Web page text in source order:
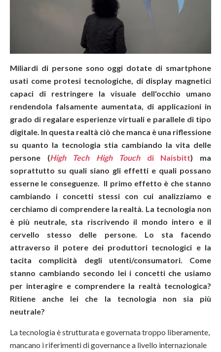
Miliardi di persone sono oggi dotate di smartphone
usati come protesi tecnologiche, di display magnetici
capaci di restringere la visuale dell'occhio umano
rendendola falsamente aumentata, di applicazioni in
grado di regalare esperienze virtuali e parallele di tipo
digitale. In questa realtà ciò che manca è una riflessione
su quanto la tecnologia stia cambiando la vita delle
persone (High Tech High Touchdi Naisbitt) ma
soprattutto su quali siano gli effetti e quali possano
esserne le conseguenze. Il primo effetto è che stanno
cambiando i concetti stessi con cui analizziamo e
cerchiamo di comprendere la realtà. La tecnologia non
è più neutrale, sta riscrivendo il mondo intero e il
cervello stesso delle persone. Lo sta facendo
attraverso il potere dei produttori tecnologici e la
tacita complicità degli utenti/consumatori. Come
stanno cambiando secondo lei i concetti che usiamo
per interagire e comprendere la realtà tecnologica?
Ritiene anche lei che la tecnologia non sia più
neutrale?
La tecnologia è strutturata e governata troppo liberamente,
mancano i riferimenti di governance a livello internazionale